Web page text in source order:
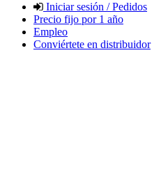
Iniciar sesión / Pedidos
Precio fijo por 1 año
Empleo
Conviértete en distribuidor